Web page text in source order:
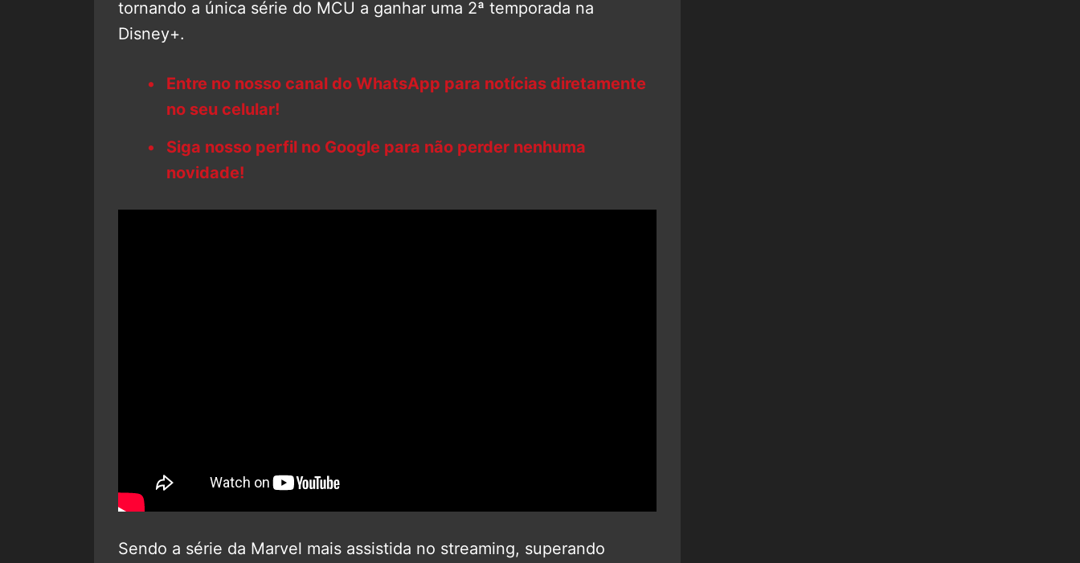
tornando a única série do MCU a ganhar uma 2ª temporada na
Disney+.
Entre no nosso canal do WhatsApp para notícias diretamente
no seu celular!
Siga nosso perfil no Google para não perder nenhuma
novidade!
Sendo a série da Marvel mais assistida no streaming, superando